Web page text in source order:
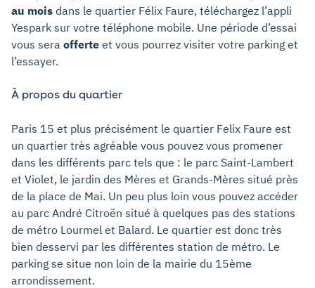
au mois dans le quartier Félix Faure, téléchargez l’appli
Yespark sur votre téléphone mobile. Une période d’essai
vous sera offerte et vous pourrez visiter votre parking et
l’essayer.
À propos du quartier
Paris 15 et plus précisément le quartier Felix Faure est
un quartier très agréable vous pouvez vous promener
dans les différents parc tels que : le parc Saint-Lambert
et Violet, le jardin des Mères et Grands-Mères situé près
de la place de Mai. Un peu plus loin vous pouvez accéder
au parc André Citroën situé à quelques pas des stations
de métro Lourmel et Balard. Le quartier est donc très
bien desservi par les différentes station de métro. Le
parking se situe non loin de la mairie du 15ème
arrondissement.